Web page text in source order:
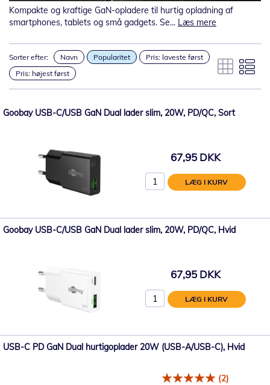
Kompakte og kraftige GaN-opladere til hurtig opladning af
smartphones, tablets og små gadgets. Se... Læs mere
Sorter efter: Navn Popularitet
Pris: laveste først
Pris: højest først
Goobay USB-C/USB GaN Dual lader slim, 20W, PD/QC, Sort
67,95 DKK
LÆG I KURV
Goobay USB-C/USB GaN Dual lader slim, 20W, PD/QC, Hvid
67,95 DKK
LÆG I KURV
USB-C PD GaN Dual hurtigoplader 20W (USB-A/USB-C), Hvid
(2)